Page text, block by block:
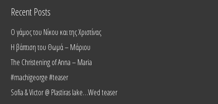
Recent Posts
Ο γάμος του Νίκου και της Χριστίνας
Η βάπτιση του Θωμά – Μάριου
The Christening of Anna – Maria
#machigeorge #teaser
Sofia & Victor @ Plastiras lake…Wed teaser